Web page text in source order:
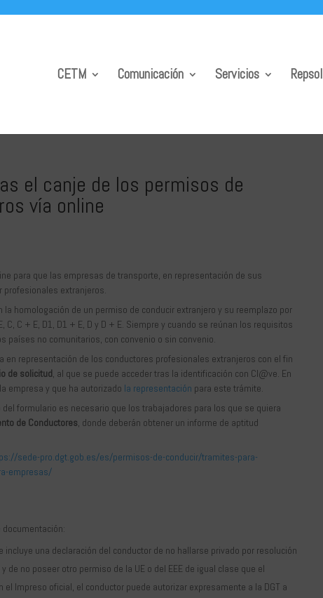
CETM Comunicación Servicios Repsol
el canje de los permisos de
vía online
para que las empresas de transporte, en representación de sus
profesionales extranjeros.
homologación de un permiso de conducir extranjero y su reemplazo por
C + E, D1, D1 + E, D y D + E. Siempre y cuando se reúnan los requisitos
países no comunitarios, con convenio o sin convenio.
representación de los conductores profesionales extranjeros con el fin
de solicitud, al que se puede acceder tras la identificación con Cl@ve. En
empresa y que ha autorizado la representación para este trámite.
formulario es necesario que los trabajadores para los que se quiera
de Conductores, donde deberán obtener un informe de aptitud
sede-pro.dgt.gob.es/es/permisos-de-conducir/tramites-para-
empresas/
incluye una declaración del conductor de no hallarse privado por resolución
no poseer otro permiso de la UE o del EEE de igual clase que el
Impreso oficial, el conductor puede autorizar expresamente a la DGT a